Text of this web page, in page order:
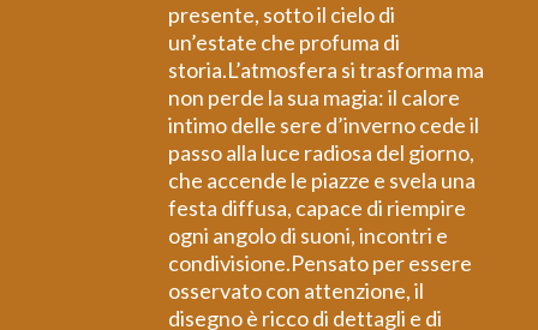
presente, sotto il cielo di
un’estate che profuma di
storia.L’atmosfera si trasforma ma
non perde la sua magia: il calore
intimo delle sere d’inverno cede il
passo alla luce radiosa del giorno,
che accende le piazze e svela una
festa diffusa, capace di riempire
ogni angolo di suoni, incontri e
condivisione.Pensato per essere
osservato con attenzione, il
disegno è ricco di dettagli e di